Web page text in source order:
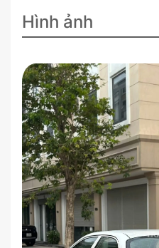
Hình ảnh